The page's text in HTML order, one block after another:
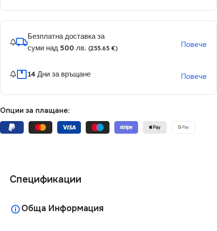
Безплатна доставка за
суми над 500 лв. (255.65 €) Повече
14 Дни за връщане Повече
Опции за плащане:
Спецификации
Обща Информация